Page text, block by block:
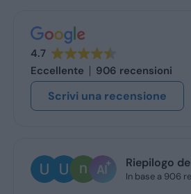
4.7
Eccellente
906 recensioni
Scrivi una recensione
Riepilogo della revisione
In base a 906 recensioni